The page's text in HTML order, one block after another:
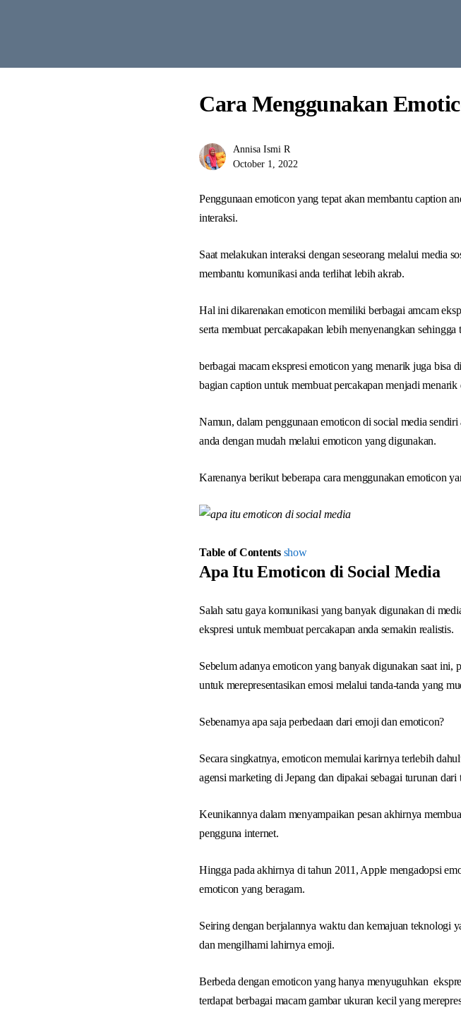
Cara Menggunakan
Annisa Ismi R
October 1, 2022
Penggunaan emoticon yang tepat akan membantu caption
interaksi.
Saat melakukan interaksi dengan seseorang melalui media
membantu komunikasi anda terlihat lebih akrab.
Hal ini dikarenakan emoticon memiliki berbagai amcam
serta membuat percakapakan lebih menyenangkan
berbagai macam ekspresi emoticon yang menarik juga bisa
bagian caption untuk membuat percakapan menjadi menarik
Namun, dalam penggunaan emoticon di social media
anda dengan mudah melalui emoticon yang digunakan.
Karenanya berikut beberapa cara menggunakan emoticon
Table of Contents show
Apa Itu Emoticon di Social Media
Salah satu gaya komunikasi yang banyak digunakan di
ekspresi untuk membuat percakapan anda semakin realistis.
Sebelum adanya emoticon yang banyak digunakan saat ini,
untuk merepresentasikan emosi melalui tanda-tanda yang
Sebenarnya apa saja perbedaan dari emoji dan emoticon?
Secara singkatnya, emoticon memulai karirnya terlebih
agensi marketing di Jepang dan dipakai sebagai turunan
Keunikannya dalam menyampaikan pesan akhirnya
pengguna internet.
Hingga pada akhirnya di tahun 2011, Apple mengadopsi
emoticon yang beragam.
Seiring dengan berjalannya waktu dan kemajuan teknologi
dan mengilhami lahirnya emoji.
Berbeda dengan emoticon yang hanya menyuguhkan
terdapat berbagai macam gambar ukuran kecil yang